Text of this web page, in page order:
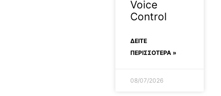
Voice
Control
ΔΕΊΤΕ
ΠΕΡΙΣΣΟΤΕΡΑ »
08/07/2026